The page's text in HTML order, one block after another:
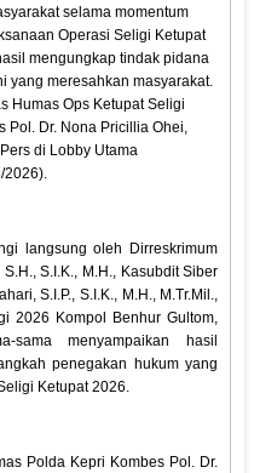
selama momentum
Operasi Seligi Ketupat
mengungkap tindak pidana
yang meresahkan masyarakat.
Humas Ops Ketupat Seligi
Pol. Dr. Nona Pricillia Ohei,
di Lobby Utama
2026).
langsung oleh Dirreskrimum
S.I.K., M.H., Kasubdit Siber
S.I.P., S.I.K., M.H., M.Tr.Mil.,
2026 Kompol Benhur Gultom,
menyampaikan hasil
penegakan hukum yang
Ketupat 2026.
Polda Kepri Kombes Pol. Dr.